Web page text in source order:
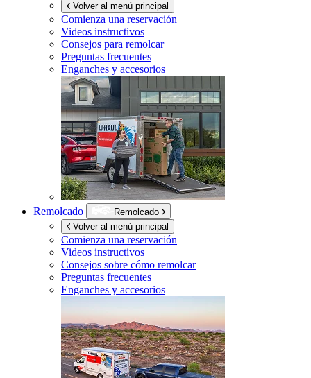
Volver al menú principal
Comienza una reservación
Videos instructivos
Consejos para remolcar
Preguntas frecuentes
Enganches y accesorios
Remolcado
Remolcado
Volver al menú principal
Comienza una reservación
Videos instructivos
Consejos sobre cómo remolcar
Preguntas frecuentes
Enganches y accesorios